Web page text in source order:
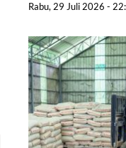
Rabu, 29 Juli 2026 -